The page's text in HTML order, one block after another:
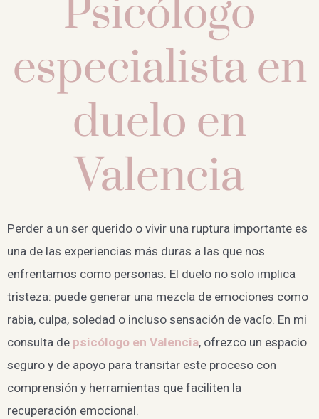
Psicólogo
especialista en
duelo en
Valencia
Perder a un ser querido o vivir una ruptura importante es
una de las experiencias más duras a las que nos
enfrentamos como personas. El duelo no solo implica
tristeza: puede generar una mezcla de emociones como
rabia, culpa, soledad o incluso sensación de vacío. En mi
consulta de psicólogo en Valencia, ofrezco un espacio
seguro y de apoyo para transitar este proceso con
comprensión y herramientas que faciliten la
recuperación emocional.